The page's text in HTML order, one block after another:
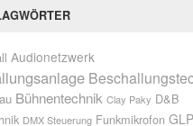
Audionetzwerk
Bühnentechnik Clay Paky D&B
DMX Steuerung Funkmikrofon GLP